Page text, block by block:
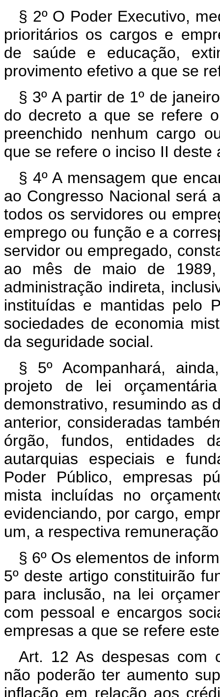
§ 2º O Poder Executivo,
prioritários os cargos e
de saúde e educação,
provimento efetivo a que se
§ 3º A partir de 1º de
do decreto a que se refere
preenchido nenhum cargo
que se refere o inciso II deste
§ 4º A mensagem que
ao Congresso Nacional será
todos os servidores ou
emprego ou função e a
servidor ou empregado,
ao mês de maio de
administração indireta,
instituídas e mantidas pelo
sociedades de economia
da seguridade social.
§ 5º Acompanhará,
projeto de lei
demonstrativo, resumindo as
anterior, consideradas
órgão, fundos, entidades
autarquias especiais e
Poder Público, empresas
mista incluídas no
evidenciando, por cargo,
um, a respectiva
§ 6º Os elementos de
5º deste artigo constituirão
para inclusão, na lei
com pessoal e encargos
empresas a que se refere
Art. 12 As despesas com
não poderão ter aumento
inflação em relação aos